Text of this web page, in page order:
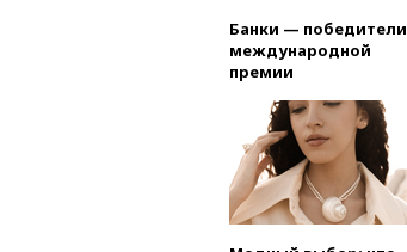
Банки — победители
международной
премии